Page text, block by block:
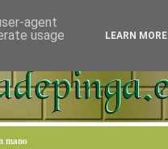
mano
agent
usage
LEARN MORE